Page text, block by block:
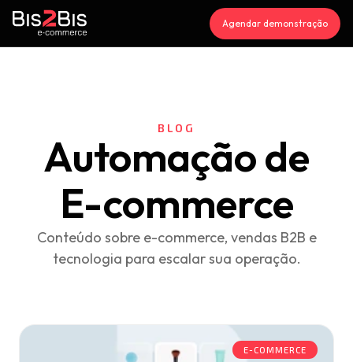
Agendar demonstração
BLOG
Automação de
E-commerce
Conteúdo sobre e-commerce, vendas B2B e
tecnologia para escalar sua operação.
E-COMMERCE